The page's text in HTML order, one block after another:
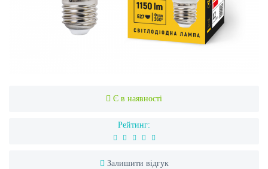
Є в наявності
Рейтинг:
Залишити відгук